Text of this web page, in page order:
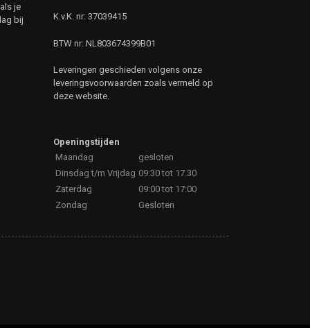
je
bij
K.v.K. nr: 37039415
BTW nr: NL803674399B01
Leveringen geschieden volgens onze
leveringsvoorwaarden zoals vermeld op
deze website.
Openingstijden
Maandag
gesloten
Dinsdag t/m Vrijdag 09:30 tot 17.30
Zaterdag
09:00 tot 17:00
Zondag
Gesloten